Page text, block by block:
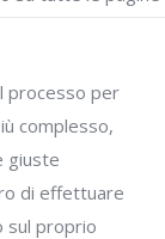
processo per
complesso,
giuste
di effettuare
sul proprio